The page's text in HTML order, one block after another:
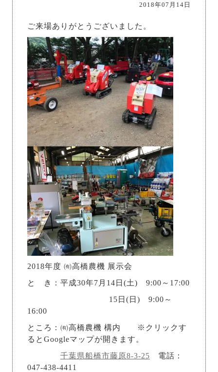
2018年07月14日
ご来場ありがとうございました。
2018年度 ㈲高橋農機 展示会
と き：平成30年7月14日(土) 9:00～17:00
15日(日) 9:00～
16:00
ところ：㈲高橋農機 構内 ※クリックす
るとGoogleマップが開きます。
千葉県船橋市藤原8-3-25 電話：
047-438-4411